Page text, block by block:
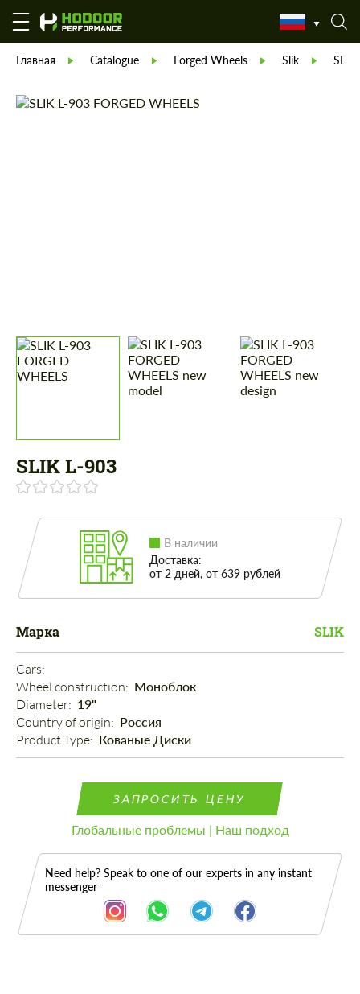
Главная Catalogue Forged Wheels Slik SLIK
SLIK L-903
В наличии
Доставка:
от 2 дней, от 639 рублей
Марка SLIK
Cars:
Wheel construction: Моноблок
Diameter: 19"
Country of origin: Россия
Product Type: Кованые Диски
ЗАПРОСИТЬ ЦЕНУ
Глобальные проблемы | Наш подход
Need help? Speak to one of our experts in any instant
messenger